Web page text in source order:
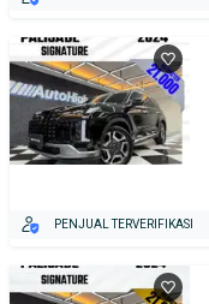
PENJUAL TERVERIFIKASI